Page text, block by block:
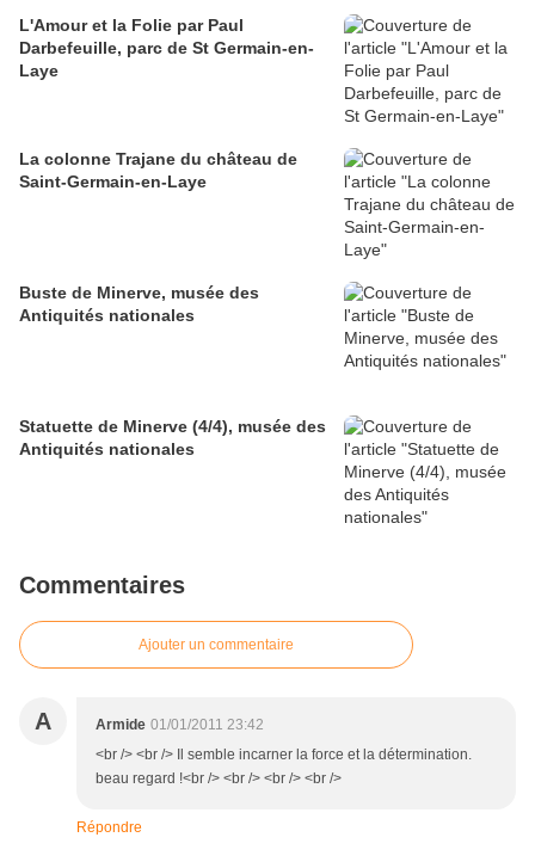
L'Amour et la Folie par Paul
Darbefeuille, parc de St Germain-en-
Laye
La colonne Trajane du château de
Saint-Germain-en-Laye
Buste de Minerve, musée des
Antiquités nationales
Statuette de Minerve (4/4), musée des
Antiquités nationales
Commentaires
Ajouter un commentaire
A Armide 01/01/2011 23:42
<br /> <br /> Il semble incarner la force et la détermination.
beau regard !<br /> <br /> <br /> <br />
Répondre